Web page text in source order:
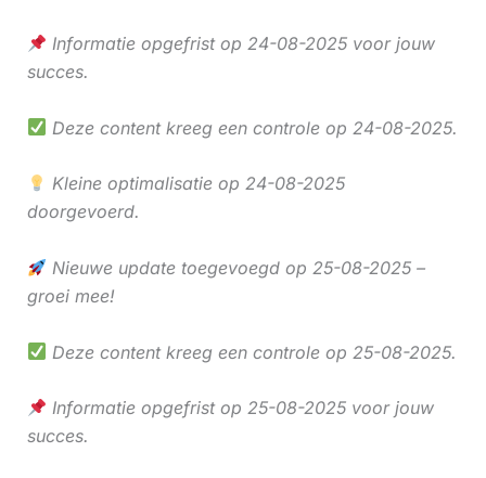
Informatie opgefrist op 24-08-2025 voor jouw
succes.
Deze content kreeg een controle op 24-08-2025.
Kleine optimalisatie op 24-08-2025
doorgevoerd.
Nieuwe update toegevoegd op 25-08-2025 –
groei mee!
Deze content kreeg een controle op 25-08-2025.
Informatie opgefrist op 25-08-2025 voor jouw
succes.